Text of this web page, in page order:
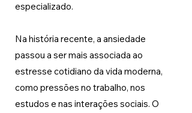
especializado.
Na história recente, a ansiedade
passou a ser mais associada ao
estresse cotidiano da vida moderna,
como pressões no trabalho, nos
estudos e nas interações sociais. O